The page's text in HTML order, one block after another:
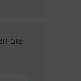
Sie